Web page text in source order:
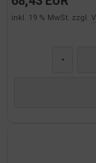
inkl. 19 % MwSt. zzgl.
-